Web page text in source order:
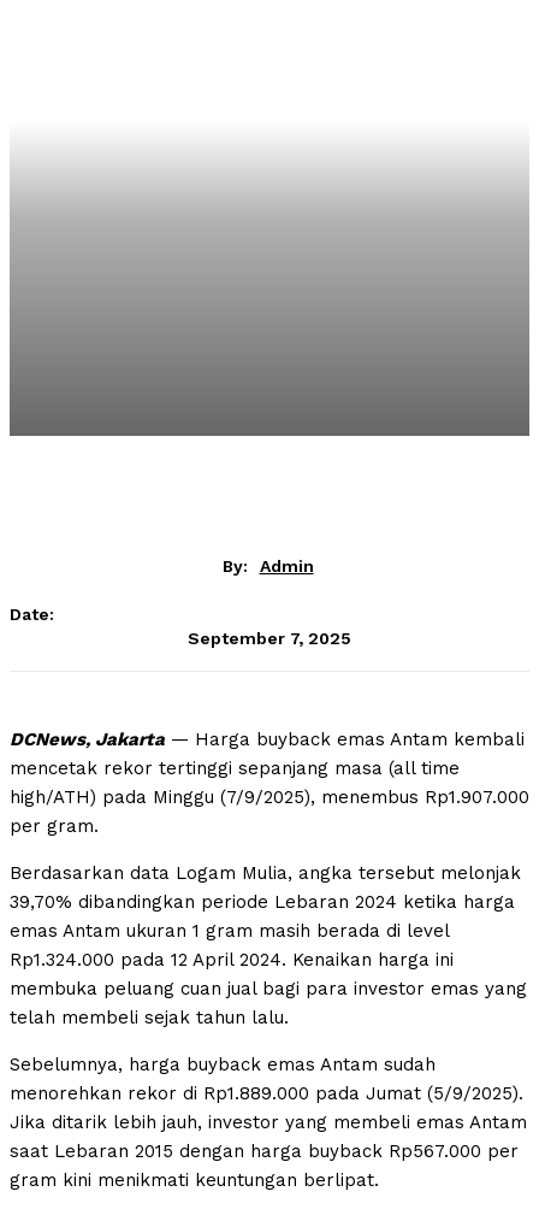
By: Admin
Date:
September 7, 2025
DCNews, Jakarta — Harga buyback emas Antam kembali
mencetak rekor tertinggi sepanjang masa (all time
high/ATH) pada Minggu (7/9/2025), menembus Rp1.907.000
per gram.
Berdasarkan data Logam Mulia, angka tersebut melonjak
39,70% dibandingkan periode Lebaran 2024 ketika harga
emas Antam ukuran 1 gram masih berada di level
Rp1.324.000 pada 12 April 2024. Kenaikan harga ini
membuka peluang cuan jual bagi para investor emas yang
telah membeli sejak tahun lalu.
Sebelumnya, harga buyback emas Antam sudah
menorehkan rekor di Rp1.889.000 pada Jumat (5/9/2025).
Jika ditarik lebih jauh, investor yang membeli emas Antam
saat Lebaran 2015 dengan harga buyback Rp567.000 per
gram kini menikmati keuntungan berlipat.